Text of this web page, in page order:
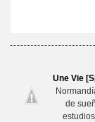
Une Vie
de